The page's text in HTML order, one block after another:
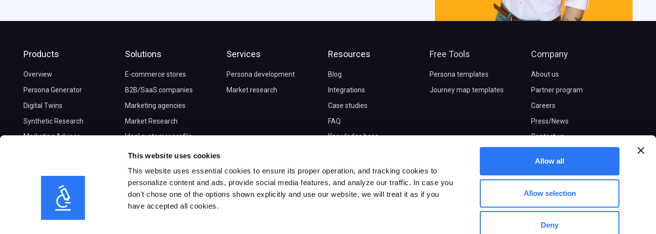
This website uses cookies
This website uses essential cookies to ensure its proper operation, and tracking cookies to
personalize content and ads, provide social media features, and analyze our traffic. In case you
don't chose one of the options shown explicitly and use our website, we will treat it as if you
have accepted all cookies.
Allow all
Allow selection
Deny
Products
Overview
Persona Generator
Digital Twins
Synthetic Research
Marketing Advisor
Solutions
E-commerce stores
B2B/SaaS companies
Marketing agencies
Market Research
Ideal customer profile
Journey maps
Social audience insights
Services
Persona development
Market research
Resources
Blog
Integrations
Case studies
FAQ
Knowledge base
Free Tools
Persona templates
Journey map templates
Company
About us
Partner program
Careers
Press/News
Contact us